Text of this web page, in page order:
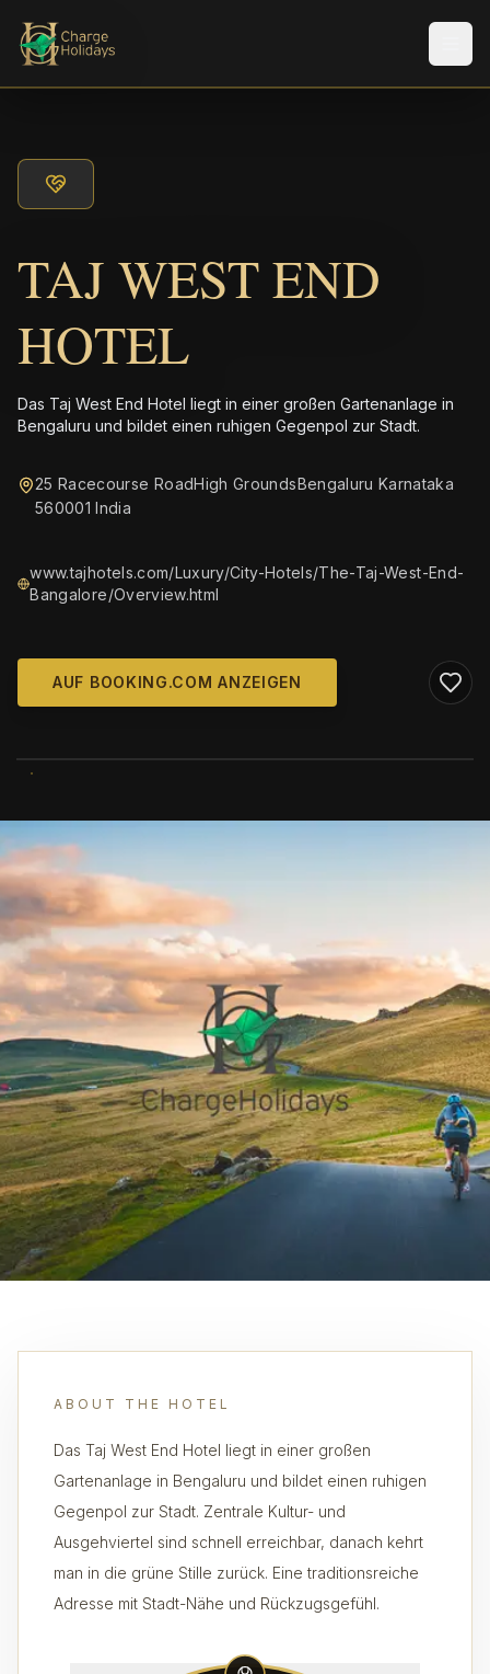
TAJ WEST END
HOTEL
Das Taj West End Hotel liegt in einer großen Gartenanlage in
Bengaluru und bildet einen ruhigen Gegenpol zur Stadt.
25 Racecourse RoadHigh GroundsBengaluru Karnataka
560001 India
www.tajhotels.com/Luxury/City-Hotels/The-Taj-West-End-
Bangalore/Overview.html
AUF BOOKING.COM ANZEIGEN
ABOUT THE HOTEL
Das Taj West End Hotel liegt in einer großen
Gartenanlage in Bengaluru und bildet einen ruhigen
Gegenpol zur Stadt. Zentrale Kultur- und
Ausgehviertel sind schnell erreichbar, danach kehrt
man in die grüne Stille zurück. Eine traditionsreiche
Adresse mit Stadt-Nähe und Rückzugsgefühl.